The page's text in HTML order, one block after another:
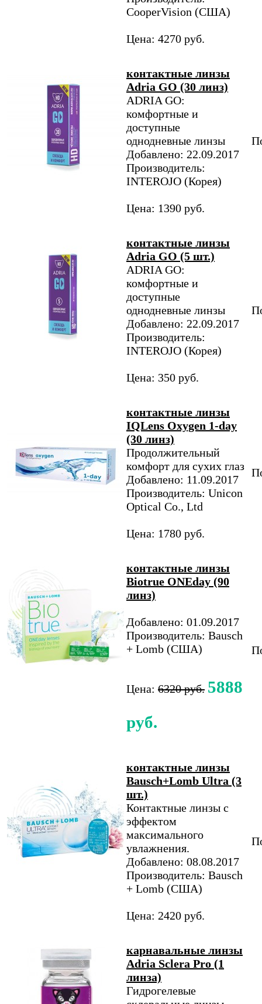
CooperVision (США)
Цена: 4270 руб.
контактные линзы
Adria GO (30 линз)
ADRIA GO:
комфортные и
доступные
однодневные линзы
Добавлено: 22.09.2017
Производитель:
INTEROJO (Корея)
Цена: 1390 руб.
контактные линзы
Adria GO (5 шт.)
ADRIA GO:
комфортные и
доступные
однодневные линзы
Добавлено: 22.09.2017
Производитель:
INTEROJO (Корея)
Цена: 350 руб.
контактные линзы
IQLens Oxygen 1-day
(30 линз)
Продолжительный
комфорт для сухих глаз
Добавлено: 11.09.2017
Производитель: Unicon
Optical Co., Ltd
Цена: 1780 руб.
контактные линзы
Biotrue ONEday (90
линз)
Добавлено: 01.09.2017
Производитель: Bausch
+ Lomb (США)
Цена: 6320 руб. 5888
руб.
контактные линзы
Bausch+Lomb Ultra (3
шт.)
Контактные линзы с
эффектом
максимального
увлажнения.
Добавлено: 08.08.2017
Производитель: Bausch
+ Lomb (США)
Цена: 2420 руб.
карнавальные линзы
Adria Sclera Pro (1
линза)
Гидрогелевые